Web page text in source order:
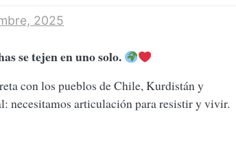
2025
se tejen en uno solo.
con los pueblos de Chile, Kurdistán y
necesitamos articulación para resistir y vivir.